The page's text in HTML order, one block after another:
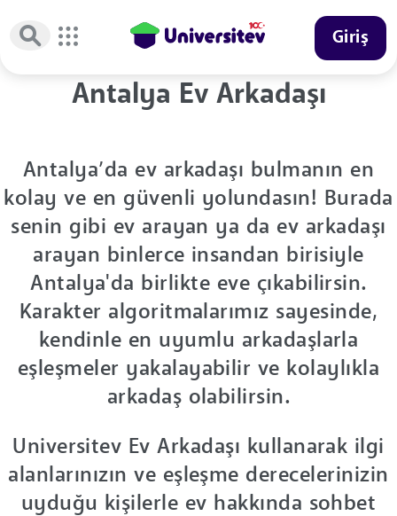
Giriş
Antalya Ev Arkadaşı
Antalya’da ev arkadaşı bulmanın en
kolay ve en güvenli yolundasın! Burada
senin gibi ev arayan ya da ev arkadaşı
arayan binlerce insandan birisiyle
Antalya'da birlikte eve çıkabilirsin.
Karakter algoritmalarımız sayesinde,
kendinle en uyumlu arkadaşlarla
eşleşmeler yakalayabilir ve kolaylıkla
arkadaş olabilirsin.
Universitev Ev Arkadaşı kullanarak ilgi
alanlarınızın ve eşleşme derecelerinizin
uyduğu kişilerle ev hakkında sohbet